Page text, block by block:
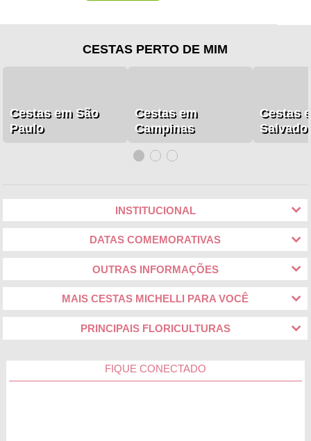
CESTAS PERTO DE MIM
Cestas em São
Paulo
Cestas em
Campinas
Cestas
INSTITUCIONAL
DATAS COMEMORATIVAS
OUTRAS INFORMAÇÕES
MAIS CESTAS MICHELLI PARA VOCÊ
PRINCIPAIS FLORICULTURAS
FIQUE CONECTADO